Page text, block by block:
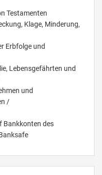
Testamenten
Klage, Minderung,
Erbfolge und
Lebensgefährten und
und
/
Bankkonten des